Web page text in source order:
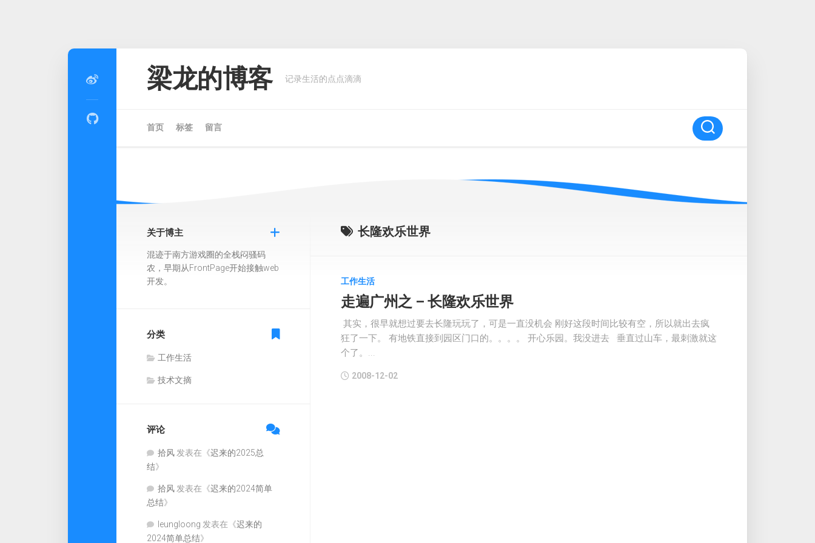
梁龙的博客 记录生活的点点滴滴
首页 标签 留言
长隆欢乐世界
工作生活
走遍广州之 – 长隆欢乐世界
其实，很早就想过要去长隆玩玩了，可是一直没机会 刚好这段时间比较有空，所以就出去疯
狂了一下。 有地铁直接到园区门口的。。。。 开心乐园。我没进去 垂直过山车，最刺激就这
个了。...
2008-12-02
关于博主
混迹于南方游戏圈的全栈闷骚码
农，早期从FrontPage开始接触web
开发。
分类
工作生活
技术文摘
评论
拾风 发表在《迟来的2025总
结》
拾风 发表在《迟来的2024简单
总结》
leungloong 发表在《迟来的
2024简单总结》